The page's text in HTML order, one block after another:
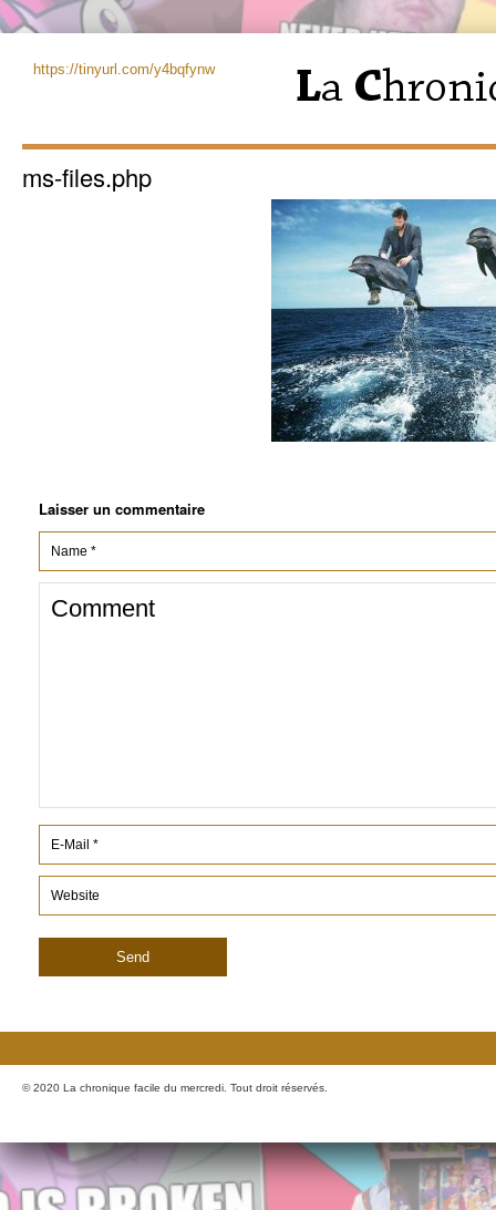
https://tinyurl.com/y4bqfynw
ms-files.php
Laisser un commentaire
© 2020 La chronique facile du mercredi. Tout droit réservés.